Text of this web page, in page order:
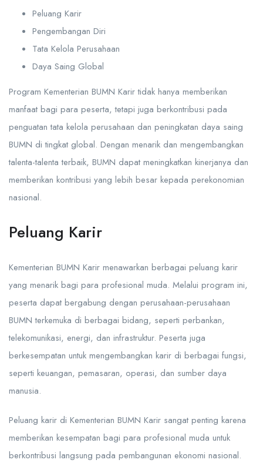
Peluang Karir
Pengembangan Diri
Tata Kelola Perusahaan
Daya Saing Global
Program Kementerian BUMN Karir tidak hanya memberikan
manfaat bagi para peserta, tetapi juga berkontribusi pada
penguatan tata kelola perusahaan dan peningkatan daya saing
BUMN di tingkat global. Dengan menarik dan mengembangkan
talenta-talenta terbaik, BUMN dapat meningkatkan kinerjanya dan
memberikan kontribusi yang lebih besar kepada perekonomian
nasional.
Peluang Karir
Kementerian BUMN Karir menawarkan berbagai peluang karir
yang menarik bagi para profesional muda. Melalui program ini,
peserta dapat bergabung dengan perusahaan-perusahaan
BUMN terkemuka di berbagai bidang, seperti perbankan,
telekomunikasi, energi, dan infrastruktur. Peserta juga
berkesempatan untuk mengembangkan karir di berbagai fungsi,
seperti keuangan, pemasaran, operasi, dan sumber daya
manusia.
Peluang karir di Kementerian BUMN Karir sangat penting karena
memberikan kesempatan bagi para profesional muda untuk
berkontribusi langsung pada pembangunan ekonomi nasional.